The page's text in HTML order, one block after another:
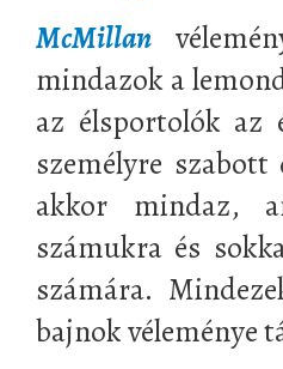
McMillan
mindazok a
az élsportolók az
személyre
akkor mindaz,
számukra és
számára.
bajnok véleménye